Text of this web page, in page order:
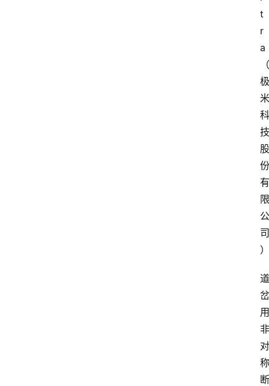
t
r
a
（
极
米
科
技
股
份
有
限
公
司
）
道
岔
用
非
对
称
断